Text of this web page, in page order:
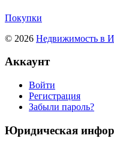
Покупки
© 2026 Недвижимость в
Аккаунт
Войти
Регистрация
Забыли пароль?
Юридическая